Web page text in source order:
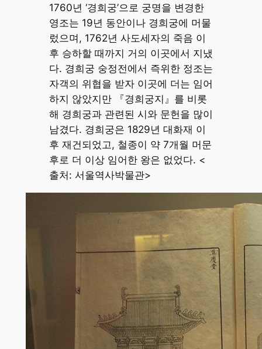
1760년 ‘경희궁’으로 궁명을 변경한
영조는 19년 동안이나 경희궁에 머물
렀으며, 1762년 사도세자의 죽음 이
후 승하할 때까지 거의 이곳에서 지냈
다. 경희궁 숭정전에서 즉위한 정조는
자객의 위협을 받자 이곳에 더는 임어
하지 않았지만 『경희궁지』를 비롯
해 경희궁과 관련된 시와 문헌을 많이
남겼다. 경희궁은 1829년 대화재 이
후 재건되었고, 철종이 약 7개월 머문
후로 더 이상 임어한 왕은 없었다. <
출처: 서울역사박물관>